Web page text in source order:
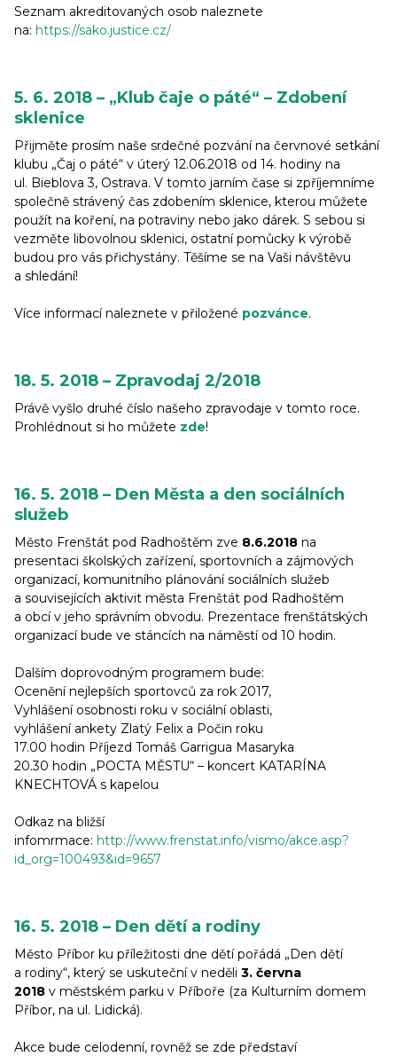
Seznam akreditovaných osob naleznete
na: https://sako.justice.cz/
5. 6. 2018 – „Klub čaje o páté“ – Zdobení
sklenice
Přijměte prosím naše srdečné pozvání na červnové setkání
klubu „Čaj o páté“ v úterý 12.06.2018 od 14. hodiny na
ul. Bieblova 3, Ostrava. V tomto jarním čase si zpříjemníme
společně strávený čas zdobením sklenice, kterou můžete
použít na koření, na potraviny nebo jako dárek. S sebou si
vezměte libovolnou sklenici, ostatní pomůcky k výrobě
budou pro vás přichystány. Těšíme se na Vaši návštěvu
a shledání!
Více informací naleznete v přiložené pozvánce.
18. 5. 2018 – Zpravodaj 2/2018
Právě vyšlo druhé číslo našeho zpravodaje v tomto roce.
Prohlédnout si ho můžete zde!
16. 5. 2018 – Den Města a den sociálních
služeb
Město Frenštát pod Radhoštěm zve 8.6.2018 na
presentaci školských zařízení, sportovních a zájmových
organizací, komunitního plánování sociálních služeb
a souvisejících aktivit města Frenštát pod Radhoštěm
a obcí v jeho správním obvodu. Prezentace frenštátských
organizací bude ve stáncích na náměstí od 10 hodin.
Dalším doprovodným programem bude:
Ocenění nejlepších sportovců za rok 2017,
Vyhlášení osobnosti roku v sociální oblasti,
vyhlášení ankety Zlatý Felix a Počin roku
17.00 hodin Příjezd Tomáš Garrigua Masaryka
20.30 hodin „POCTA MĚSTU“ – koncert KATARÍNA
KNECHTOVÁ s kapelou
Odkaz na bližší
infomrmace: http://www.frenstat.info/vismo/akce.asp?
id_org=100493&id=9657
16. 5. 2018 – Den dětí a rodiny
Město Příbor ku příležitosti dne dětí pořádá „Den dětí
a rodiny“, který se uskuteční v neděli 3. června
2018 v městském parku v Příboře (za Kulturním domem
Příbor, na ul. Lidická).
Akce bude celodenní, rovněž se zde představí